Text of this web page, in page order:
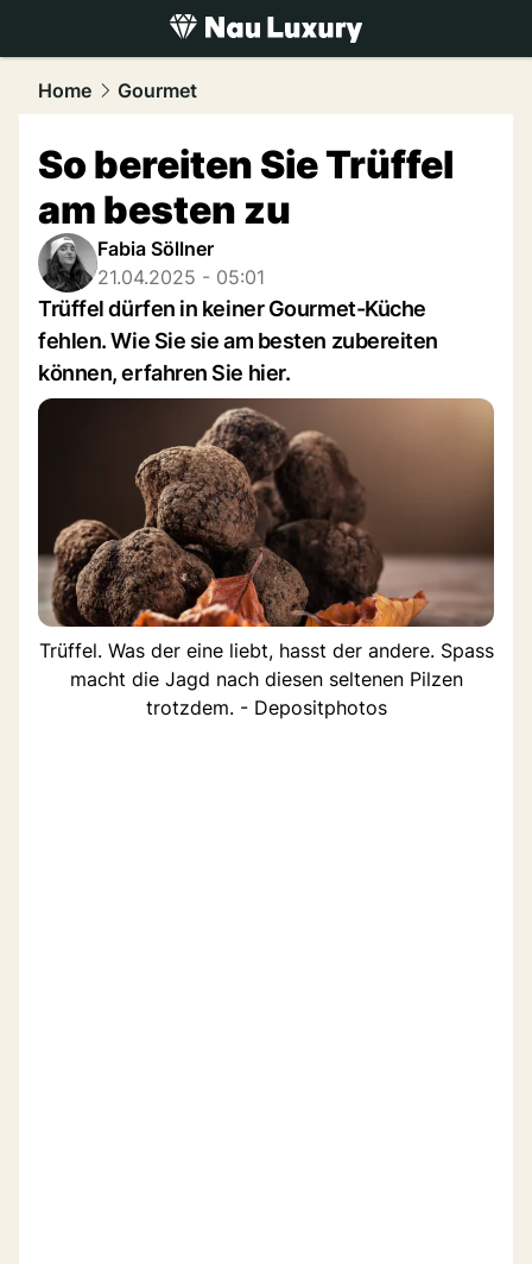
luxury.NAU.ch
Home Gourmet
So bereiten Sie Trüffel
am besten zu
Fabia Söllner
21.04.2025 - 05:01
Trüffel dürfen in keiner Gourmet-Küche
fehlen. Wie Sie sie am besten zubereiten
können, erfahren Sie hier.
Trüffel. Was der eine liebt, hasst der andere. Spass
macht die Jagd nach diesen seltenen Pilzen
trotzdem. - Depositphotos